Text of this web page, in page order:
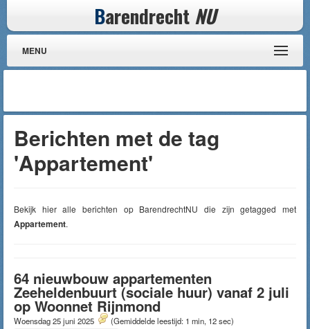
Barendrecht NU
MENU
Berichten met de tag
'Appartement'
Bekijk hier alle berichten op BarendrechtNU die zijn getagged met
Appartement.
64 nieuwbouw appartementen
Zeeheldenbuurt (sociale huur) vanaf 2 juli
op Woonnet Rijnmond
Woensdag 25 juni 2025 (Gemiddelde leestijd: 1 min, 12 sec)